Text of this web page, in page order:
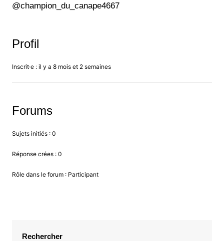
@champion_du_canape4667
Profil
Inscrit·e : il y a 8 mois et 2 semaines
Forums
Sujets initiés : 0
Réponse crées : 0
Rôle dans le forum : Participant
Rechercher